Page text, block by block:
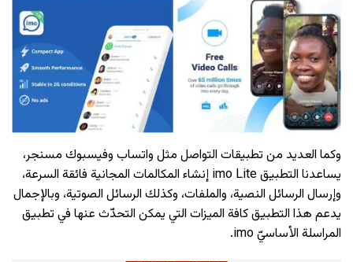
وكما العديد من تطبيقات التواصل مثل واتساب وفيسبوك مسنجر،
يساعدنا التطبيق imo Lite إنشاء المكالمات المجانية فائقة السرعة،
وإرسال الرسائل النصية، والملفات، وكذلك الرسائل الصوتية، وبالإجمال
يدعم هذا التطبيق كافة الميزات التي يمكن التحدّث عنها في تطبيق
المراسلة الأساسيّ imo.